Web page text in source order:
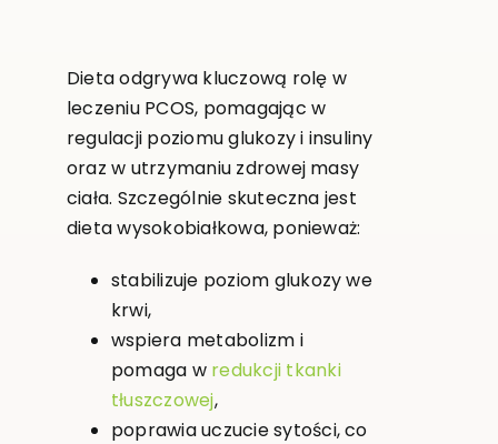
Dieta odgrywa kluczową rolę w
leczeniu PCOS, pomagając w
regulacji poziomu glukozy i insuliny
oraz w utrzymaniu zdrowej masy
ciała. Szczególnie skuteczna jest
dieta wysokobiałkowa, ponieważ:
stabilizuje poziom glukozy we
krwi,
wspiera metabolizm i
pomaga w redukcji tkanki
tłuszczowej,
poprawia uczucie sytości, co